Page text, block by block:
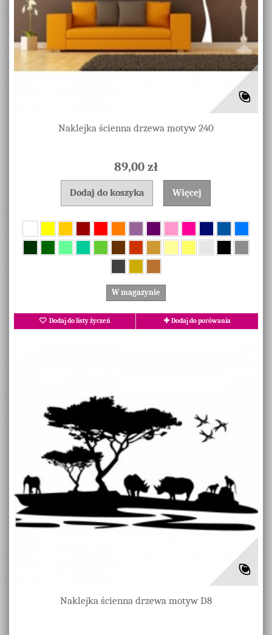
Naklejka ścienna drzewa motyw 240
89,00 zł
Dodaj do koszyka Więcej
W magazynie
Dodaj do listy życzeń Dodaj do porówania
Naklejka ścienna drzewa motyw D8